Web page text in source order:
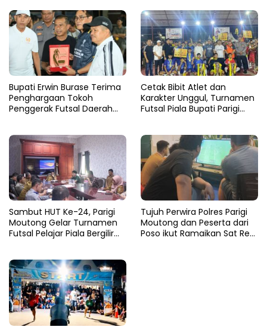
Bupati Erwin Burase Terima
Penghargaan Tokoh
Penggerak Futsal Daerah
Cetak Bibit Atlet dan
Karakter Unggul, Turnamen
Futsal Piala Bupati Parigi
Sambut HUT Ke-24, Parigi
Moutong Gelar Turnamen
Futsal Pelajar Piala Bergilir
Tujuh Perwira Polres Parigi
Moutong dan Peserta dari
Poso ikut Ramaikan Sat Res